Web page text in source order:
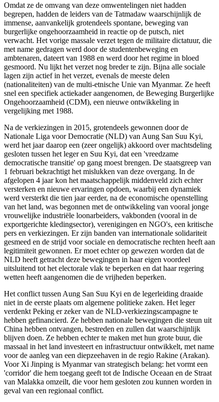
Omdat ze de omvang van deze omwentelingen niet hadden
begrepen, hadden de leiders van de Tatmadaw waarschijnlijk de
immense, aanvankelijk grotendeels spontane, beweging van
burgerlijke ongehoorzaamheid in reactie op de putsch, niet
verwacht. Het vorige massale verzet tegen de militaire dictatuur, die
met name gedragen werd door de studentenbeweging en
ambtenaren, dateert van 1988 en werd door het regime in bloed
gesmoord. Nu lijkt het verzet nog breder te zijn. Bijna alle sociale
lagen zijn actief in het verzet, evenals de meeste delen
(nationaliteiten) van de multi-etnische Unie van Myanmar. Ze heeft
snel een specifiek actiekader aangenomen, de Beweging Burgerlijke
Ongehoorzaamheid (CDM), een nieuwe ontwikkeling in
vergelijking met 1988.
Na de verkiezingen in 2015, grotendeels gewonnen door de
Nationale Liga voor Democratie (NLD) van Aung San Suu Kyi,
werd het jaar daarop een (zeer ongelijk) akkoord over machtsdeling
gesloten tussen het leger en Suu Kyi, dat een 'vreedzame
democratische transitie' op gang moest brengen. De staatsgreep van
1 februari bekrachtigt het mislukken van deze overgang. In de
afgelopen 4 jaar kon het maatschappelijk middenveld zich echter
versterken en nieuwe ervaringen opdoen, waarbij een dynamiek
werd versterkt die tien jaar eerder, na de economische openstelling
van het land, was begonnen met de ontwikkeling van vooral jonge
vrouwelijke industriële loonarbeiders, vakbonden (vooral in de
exportgerichte kledingsector), verenigingen en NGO's, een kritische
pers en verkiezingen. Er zijn banden van internationale solidariteit
gesmeed en de strijd voor sociale en democratische rechten heeft aan
legitimiteit gewonnen. Er moet echter op gewezen worden dat de
NLD heeft getracht deze bewegingen in haar eigen voordeel
uitsluitend tot het electorale vlak te beperken en dat haar regering
wetten heeft aangenomen die de vrijheden beperken.
Het conflict tussen Aung San Suu Kyi en de legerleiding draaide
niet in de eerste plaats om algemene politieke zaken. Het leger
verdenkt Peking er zeker van de NLD-verkiezingscampagne te
hebben gefinancierd. Ze hebben nationale bewegingen die steun uit
China hebben ontvangen, bestreden en zullen dat waarschijnlijk
blijven doen. Ze hebben echter te maken met hun grote buur, die
massaal in het land investeert en infrastructuur ontwikkelt, met name
voor de aanleg van een diepzeehaven in de regio Rakine (Arakan).
Voor Xi Jinping is Myanmar van strategisch belang: het vormt een
'corridor' die hem toegang geeft tot de Indische Oceaan en de Straat
van Malakka omzeilt, die voor hem gesloten zou kunnen worden in
geval van een regionaal conflict.